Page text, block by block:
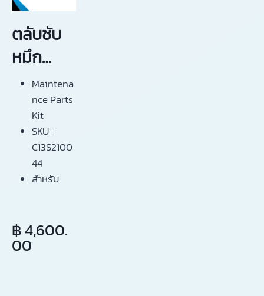
พิมพ์แบบ
สำหรับ
เครื่องอิงค์
เจ็ทIN
DOOR
ใช้ได้กับ
เครื่องพิม
พ์Inkjet
ทุกยี่ห้อ
ตลับซับ
หมึก
เอปสัน
C13S210
044
Mainten
ance
สำหรับ
เครื่อง
Maintena
nce Parts
Kit
SKU :
C13S2100
44
สำหรับ
SureColor
SC-
฿4,600.
00